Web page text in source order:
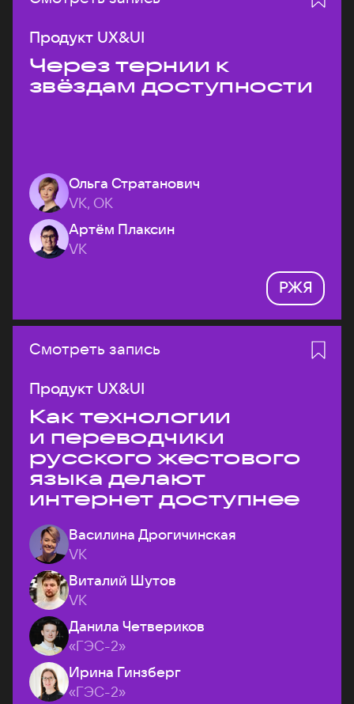
Продукт UX&UI
Через тернии к
звёздам доступности
Ольга Стратанович
VK, ОК
Артём Плаксин
VK
РЖЯ
Смотреть запись
Продукт UX&UI
Как технологии
и переводчики
русского жестового
языка делают
интернет доступнее
Василина Дрогичинская
VK
Виталий Шутов
VK
Данила Четвериков
«ГЭС-2»
Ирина Гинзберг
«ГЭС-2»